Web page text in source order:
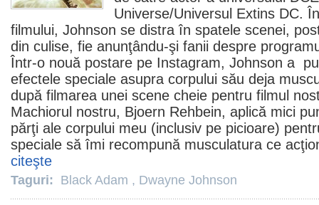
Universe/Universul Extins DC.
filmului, Johnson se distra în spatele scenei,
din culise, fie anunţându-şi fanii despre
Într-o nouă postare pe Instagram, Johnson a
efectele speciale asupra corpului său deja
după filmarea unei scene cheie pentru filmul
Machiorul nostru, Bjoern Rehbein, aplică mici
părţi ale corpului meu (inclusiv pe picioare)
speciale să îmi recompună musculatura ce
citeşte
Taguri: Black Adam , Dwayne Johnson